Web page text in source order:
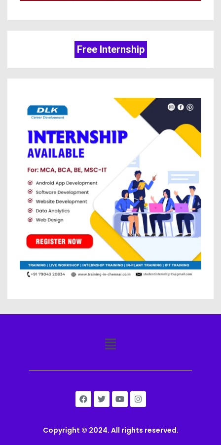
Free Internship
Copyright © 2024. All rights reserved.